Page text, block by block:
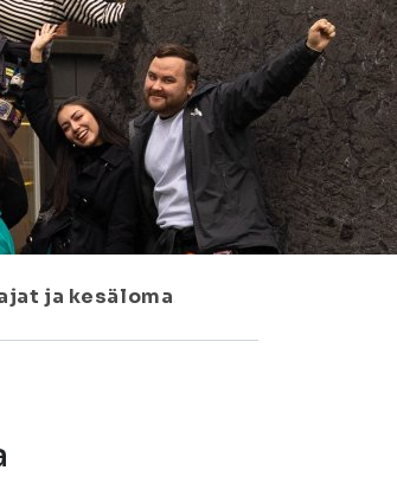
ja kesäloma